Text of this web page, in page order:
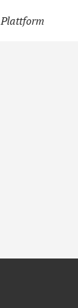
Plattform